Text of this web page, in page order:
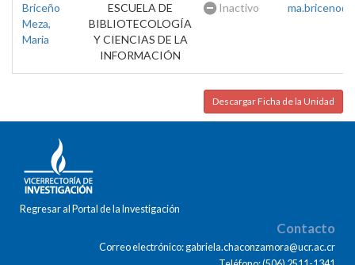
Briceño
Meza,
Maria
ESCUELA DE
BIBLIOTECOLOGÍA
Y CIENCIAS DE LA
INFORMACIÓN
Inactivo
Descargar Ficha de la Unidad
Regresar al Portal de la Investigación
Contacto
Correo electrónico: gabriela.chaconzamora@ucr.ac.cr